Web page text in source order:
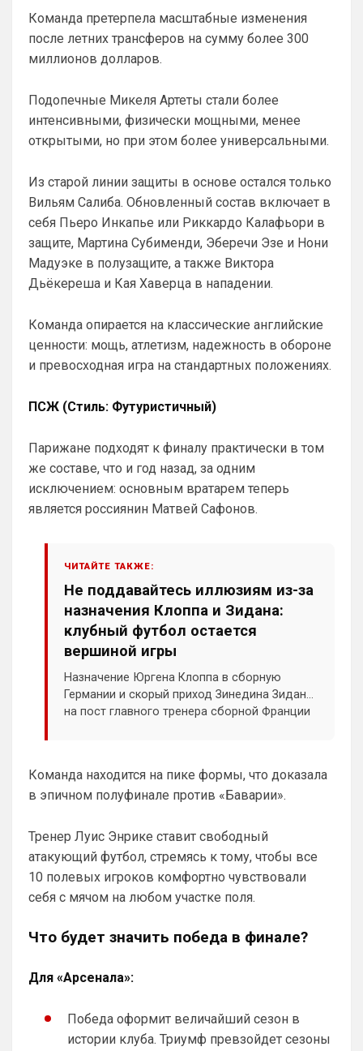
Команда претерпела масштабные изменения
после летних трансферов на сумму более 300
миллионов долларов.
Подопечные Микеля Артеты стали более
интенсивными, физически мощными, менее
открытыми, но при этом более универсальными.
Из старой линии защиты в основе остался только
Вильям Салиба. Обновленный состав включает в
себя Пьеро Инкапье или Риккардо Калафьори в
защите, Мартина Субименди, Эберечи Эзе и Нони
Мадуэке в полузащите, а также Виктора
Дьёкереша и Кая Хаверца в нападении.
Команда опирается на классические английские
ценности: мощь, атлетизм, надежность в обороне
и превосходная игра на стандартных положениях.
ПСЖ (Стиль: Футуристичный)
Парижане подходят к финалу практически в том
же составе, что и год назад, за одним
исключением: основным вратарем теперь
является россиянин Матвей Сафонов.
ЧИТАЙТЕ ТАКЖЕ:
Не поддавайтесь иллюзиям из-за
назначения Клоппа и Зидана:
клубный футбол остается
вершиной игры
Назначение Юргена Клоппа в сборную
Германии и скорый приход Зинедина Зидана
на пост главного тренера сборной Франции
Однако журналист Марк Огден в материале
для ESPN объясняет, почему это иллюзия.
Команда находится на пике формы, что доказала
в эпичном полуфинале против «Баварии».
Тренер Луис Энрике ставит свободный
атакующий футбол, стремясь к тому, чтобы все
10 полевых игроков комфортно чувствовали
себя с мячом на любом участке поля.
Что будет значить победа в финале?
Для «Арсенала»:
Победа оформит величайший сезон в
истории клуба. Триумф превзойдет сезоны